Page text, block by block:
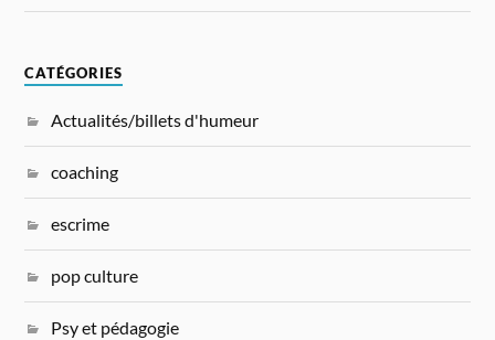
CATÉGORIES
Actualités/billets d'humeur
coaching
escrime
pop culture
Psy et pédagogie